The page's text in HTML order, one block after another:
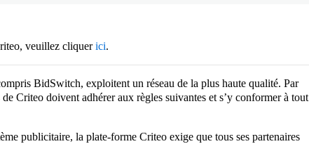
veuillez cliquerici.
BidSwitch, exploitent un réseau de la plus haute qualité. Par
Criteo doivent adhérer aux règles suivantes et s’y conformer à tout
publicitaire, la plate-forme Criteo exige que tous ses partenaires